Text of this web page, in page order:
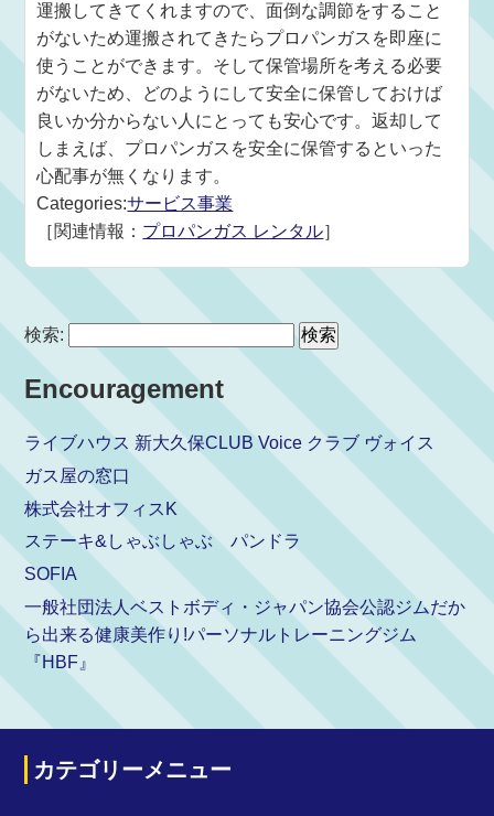
運搬してきてくれますので、面倒な調節をすること
がないため運搬されてきたらプロパンガスを即座に
使うことができます。そして保管場所を考える必要
がないため、どのようにして安全に保管しておけば
良いか分からない人にとっても安心です。返却して
しまえば、プロパンガスを安全に保管するといった
心配事が無くなります。
Categories:サービス事業
［関連情報： プロパンガス レンタル］
検索:
Encouragement
ライブハウス 新大久保CLUB Voice クラブ ヴォイス
ガス屋の窓口
株式会社オフィスK
ステーキ&しゃぶしゃぶ パンドラ
SOFIA
一般社団法人ベストボディ・ジャパン協会公認ジムだか
ら出来る健康美作り!パーソナルトレーニングジム
『HBF』
カテゴリーメニュー